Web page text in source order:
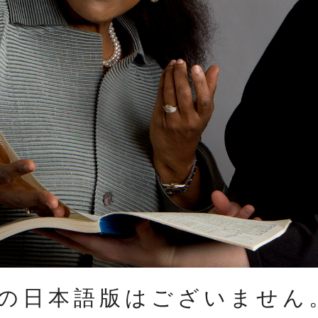
日本語版はございません